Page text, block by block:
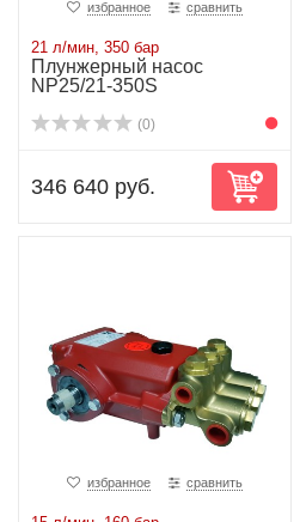
избранное сравнить
21 л/мин, 350 бар
Плунжерный насос
NP25/21-350S
(0)
346 640 руб.
избранное сравнить